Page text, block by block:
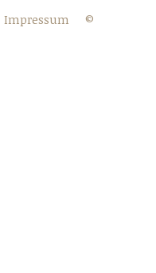
Impressum
©